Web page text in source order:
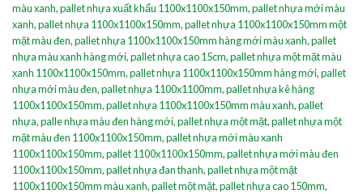
màu xanh,pallet nhựa xuất khẩu 1100x1100x150mm,pallet nhựa mới màu
xanh,pallet nhựa 1100x1100x150mm,pallet nhựa 1100x1100x150mm một
mặt màu đen,pallet nhựa 1100x1100x150mm hàng mới màu xanh,pallet
nhựa màu xanh hàng mới,pallet nhựa cao 15cm,pallet nhựa một mặt màu
xanh 1100x1100x150mm,pallet nhựa 1100x1100x150mm hàng mới,pallet
nhựa mới màu đen,pallet nhựa 1100x1100mm,pallet nhựa kê hàng
1100x1100x150mm,pallet nhựa 1100x1100x150mm màu xanh,pallet
nhựa,palle nhựa màu đen hàng mới,pallet nhựa một mặt,pallet nhựa một
mặt màu đen 1100x1100x150mm,pallet nhựa mới màu xanh
1100x1100x150mm,pallet 1100x1100x150mm,pallet nhựa mới màu đen
1100x1100x150mm,pallet nhựa đan thanh,pallet nhựa một mặt
1100x1100x150mm màu xanh,pallet một mặt,pallet nhựa cao 150mm,